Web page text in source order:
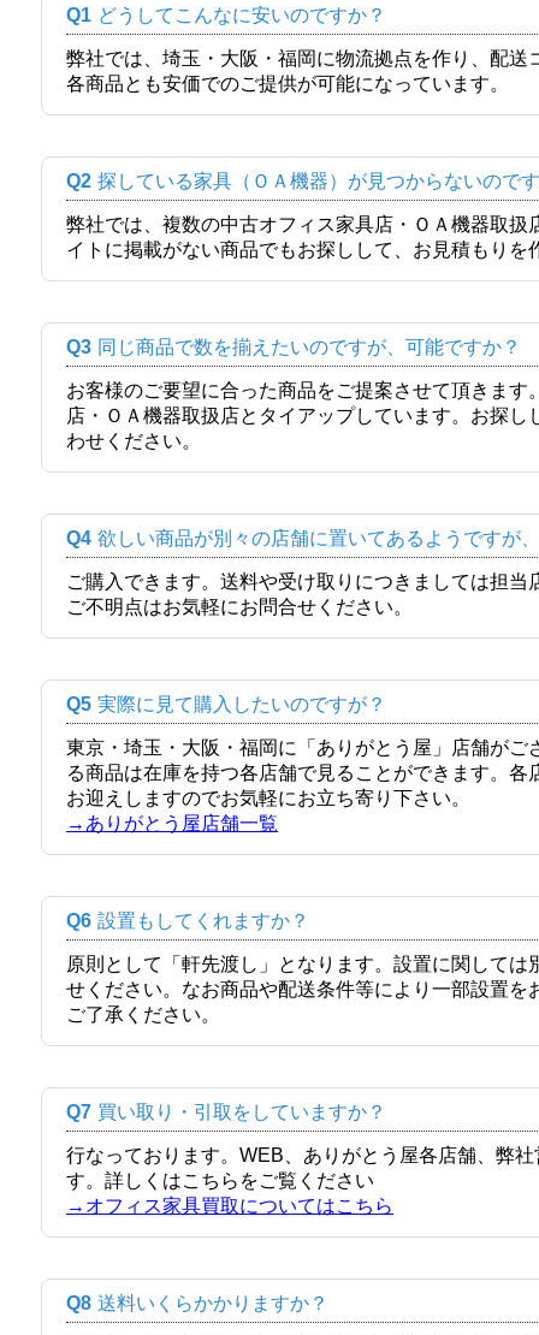
Q1 どうしてこんなに安いのですか？
弊社では、埼玉・大阪・福岡に物流拠点を作り、配
各商品とも安価でのご提供が可能になっています。
Q2 探している家具（ＯＡ機器）が見つからないので
弊社では、複数の中古オフィス家具店・ＯＡ機器取
イトに掲載がない商品でもお探しして、お見積もりを
Q3 同じ商品で数を揃えたいのですが、可能ですか？
お客様のご要望に合った商品をご提案させて頂きま
店・ＯＡ機器取扱店とタイアップしています。お探
わせください。
Q4 欲しい商品が別々の店舗に置いてあるようですが
ご購入できます。送料や受け取りにつきましては担
ご不明点はお気軽にお問合せください。
Q5 実際に見て購入したいのですが？
東京・埼玉・大阪・福岡に「ありがとう屋」店舗が
る商品は在庫を持つ各店舗で見ることができます。
お迎えしますのでお気軽にお立ち寄り下さい。
→ありがとう屋店舗一覧
Q6 設置もしてくれますか？
原則として「軒先渡し」となります。設置に関して
せください。なお商品や配送条件等により一部設置
ご了承ください。
Q7 買い取り・引取をしていますか？
行なっております。WEB、ありがとう屋各店舗、弊
す。詳しくはこちらをご覧ください
→オフィス家具買取についてはこちら
Q8 送料いくらかかりますか？